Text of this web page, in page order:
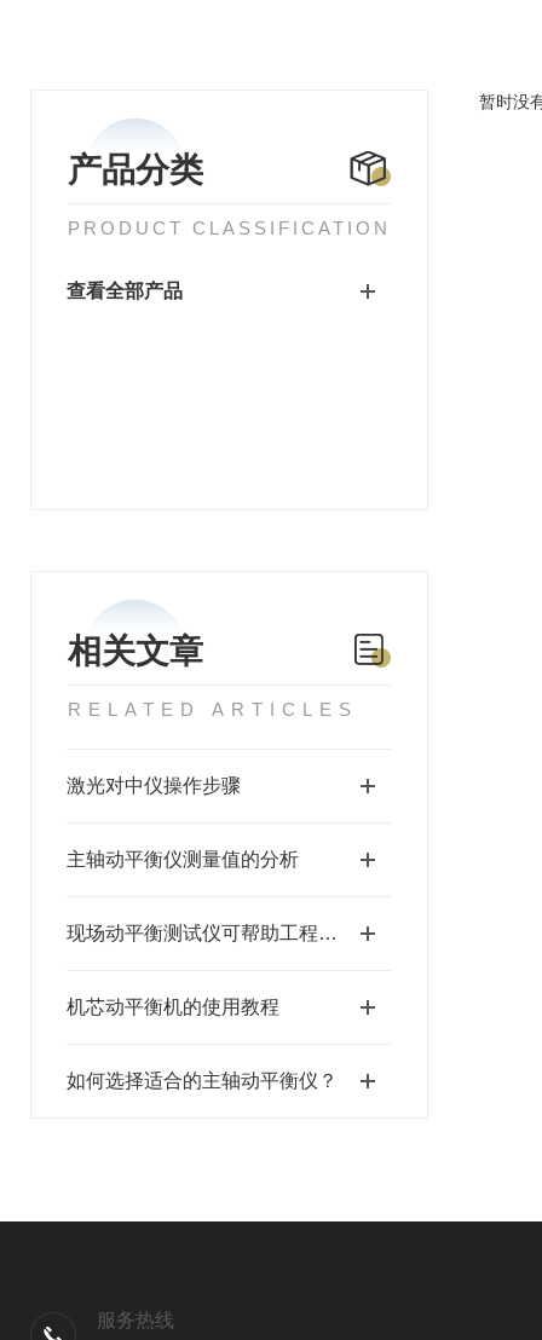
产品分类
PRODUCT CLASSIFICATION
查看全部产品
相关文章
RELATED ARTICLES
激光对中仪操作步骤
主轴动平衡仪测量值的分析
现场动平衡测试仪可帮助工程师们识别和解决不平衡问题
机芯动平衡机的使用教程
如何选择适合的主轴动平衡仪？
暂时没
服务热线